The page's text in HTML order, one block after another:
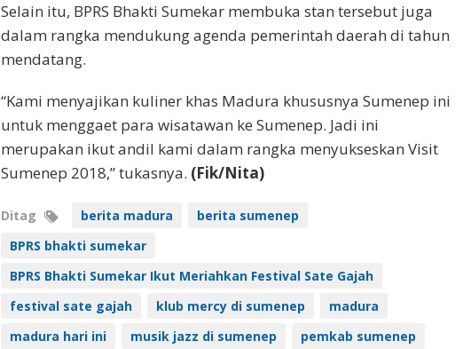
Selain itu, BPRS Bhakti Sumekar membuka stan tersebut juga
dalam rangka mendukung agenda pemerintah daerah di tahun
mendatang.
“Kami menyajikan kuliner khas Madura khususnya Sumenep ini
untuk menggaet para wisatawan ke Sumenep. Jadi ini
merupakan ikut andil kami dalam rangka menyukseskan Visit
Sumenep 2018,” tukasnya. (Fik/Nita)
Ditag berita madura
berita sumenep
BPRS bhakti sumekar
BPRS Bhakti Sumekar Ikut Meriahkan Festival Sate Gajah
festival sate gajah
klub mercy di sumenep
madura
madura hari ini
musik jazz di sumenep
pemkab sumenep